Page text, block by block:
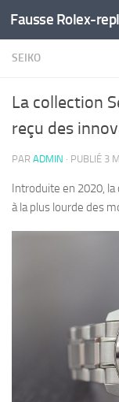
Skip to content
SEIKO
La collection
reçu des
PAR ADMIN · PUBLIÉ 3
Introduite en 2020, la
à la plus lourde des